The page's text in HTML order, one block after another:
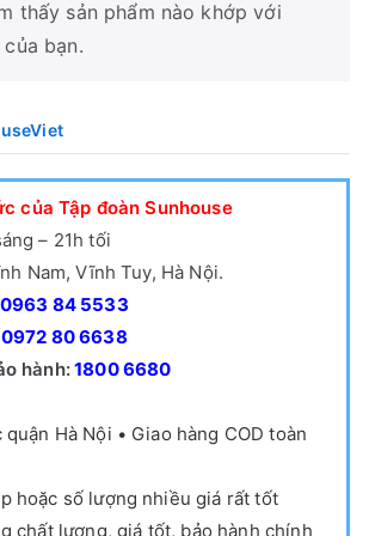
thấy sản phẩm nào khớp với
bạn.
của Tập đoàn Sunhouse
– 21h tối
Nam, Vĩnh Tuy, Hà Nội.
0963 84 5533
0972 80 6638
hành:1800 6680
Hà Nội • Giao hàng COD toàn
hoặc số lượng nhiều giá rất tốt
chất lượng, giá tốt, bảo hành chính